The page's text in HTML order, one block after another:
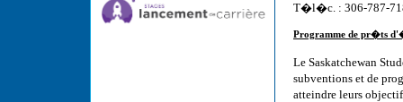
T�l�c. : 306-787-
Programme de pr�ts
Le Saskatchewan
subventions et de
atteindre leurs